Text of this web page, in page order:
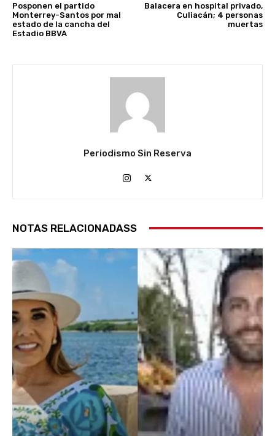
Posponen el partido
Monterrey-Santos por mal
estado de la cancha del
Estadio BBVA
Balacera en hospital privado,
Culiacán; 4 personas
muertas
Periodismo Sin Reserva
NOTAS RELACIONADASS